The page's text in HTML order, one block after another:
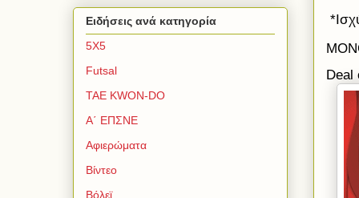
Ειδήσεις ανά κατηγορία
5Χ5
Futsal
TAE KWON-DO
Α΄ ΕΠΣΝΕ
Αφιερώματα
Βίντεο
Βόλεϊ